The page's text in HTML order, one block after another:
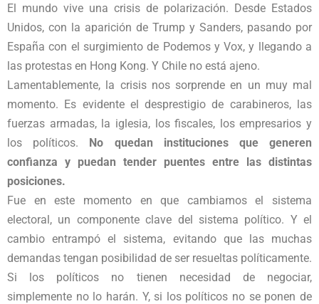
El mundo vive una crisis de polarización. Desde Estados
Unidos, con la aparición de Trump y Sanders, pasando por
España con el surgimiento de Podemos y Vox, y llegando a
las protestas en Hong Kong. Y Chile no está ajeno.
Lamentablemente, la crisis nos sorprende en un muy mal
momento. Es evidente el desprestigio de carabineros, las
fuerzas armadas, la iglesia, los fiscales, los empresarios y
los políticos. No quedan instituciones que generen
confianza y puedan tender puentes entre las distintas
posiciones.
Fue en este momento en que cambiamos el sistema
electoral, un componente clave del sistema político. Y el
cambio entrampó el sistema, evitando que las muchas
demandas tengan posibilidad de ser resueltas políticamente.
Si los políticos no tienen necesidad de negociar,
simplemente no lo harán. Y, si los políticos no se ponen de